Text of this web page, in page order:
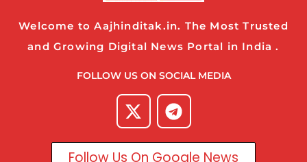
Welcome to Aajhinditak.in. The Most Trusted
and Growing Digital News Portal in India .
FOLLOW US ON SOCIAL MEDIA
Follow Us On Google News